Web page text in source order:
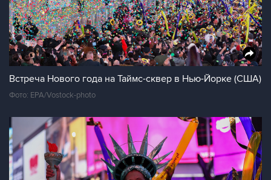
Встреча Нового года на Таймс-сквер в Нью-Йорке (США)
Фото: EPA/Vostock-photo